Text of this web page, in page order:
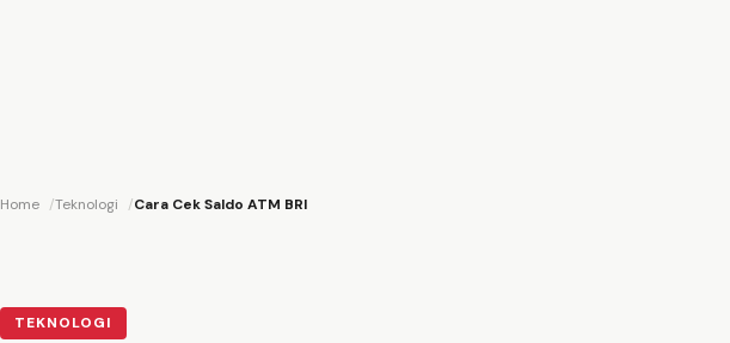
Home Teknologi Cara Cek Saldo ATM BRI
TEKNOLOGI